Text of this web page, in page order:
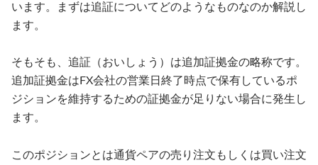
います。まずは追証についてどのようなものなのか解説し
ます。
そもそも、追証（おいしょう）は追加証拠金の略称です。
追加証拠金はFX会社の営業日終了時点で保有しているポ
ジションを維持するための証拠金が足りない場合に発生し
ます。
このポジションとは通貨ペアの売り注文もしくは買い注文